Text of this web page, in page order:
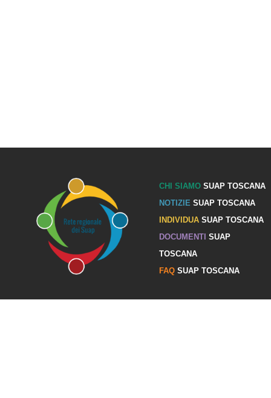
CHI SIAMOSUAP TOSCANA
NOTIZIE SUAP TOSCANA
INDIVIDUASUAP TOSCANA
DOCUMENTI SUAP
TOSCANA
FAQSUAP TOSCANA